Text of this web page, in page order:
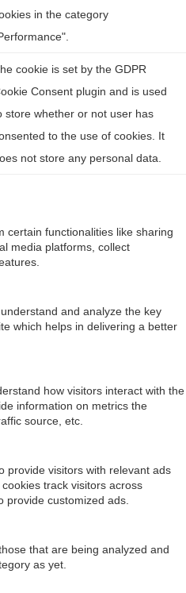
in the category
cookie is set by the GDPR
Consent plugin and is used
store whether or not user has
to the use of cookies. It
not store any personal data.
certain functionalities like sharing
media platforms, collect
and analyze the key
which helps in delivering a better
how visitors interact with the
information on metrics the
source, etc.
provide visitors with relevant ads
track visitors across
provide customized ads.
that are being analyzed and
as yet.